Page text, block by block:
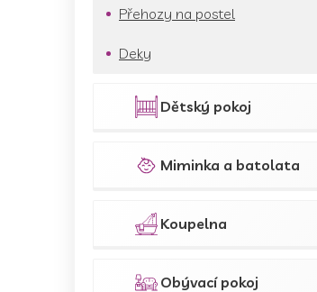
Přehozy na postel
Deky
Dětský pokoj
Miminka a batolata
Koupelna
Obývací pokoj